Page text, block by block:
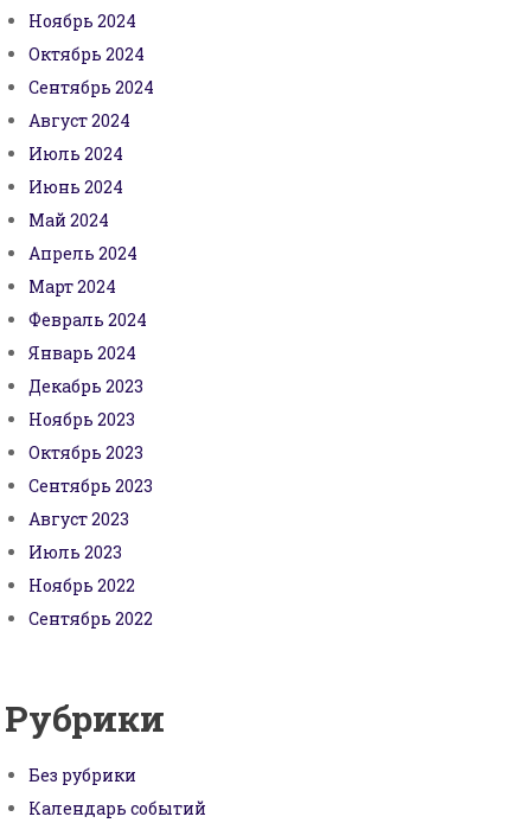
Ноябрь 2024
Октябрь 2024
Сентябрь 2024
Август 2024
Июль 2024
Июнь 2024
Май 2024
Апрель 2024
Март 2024
Февраль 2024
Январь 2024
Декабрь 2023
Ноябрь 2023
Октябрь 2023
Сентябрь 2023
Август 2023
Июль 2023
Ноябрь 2022
Сентябрь 2022
Рубрики
Без рубрики
Календарь событий